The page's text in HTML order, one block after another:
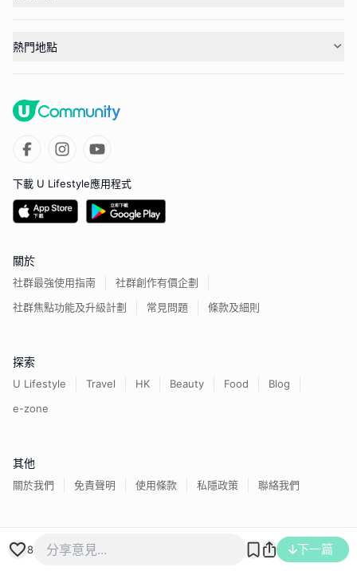
8 下一篇
熱門地點
下載 U Lifestyle應用程式
關於
社群最強使用指南
社群創作有價企劃
社群焦點功能及升級計劃
常見問題 條款及細則
探索
U Lifestyle Travel HK Beauty Food
Blog
e-zone
其他
關於我們 免責聲明 使用條款 私隱政策 聯絡我們
香港經濟日報版權所有©